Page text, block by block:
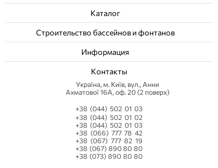
Каталог
Строительство бассейнов и фонтанов
Информация
Контакты
Українa, м. Київ, вул., Анни
Ахматової 16А, оф. 20 (2 поверх)
+38 (044) 502 01 03
+38 (044) 502 01 02
+38 (044) 502 01 03
+38 (066) 777 78 42
+38 (067) 777 82 19
+38 (067) 890 80 80
+38 (073) 890 80 80